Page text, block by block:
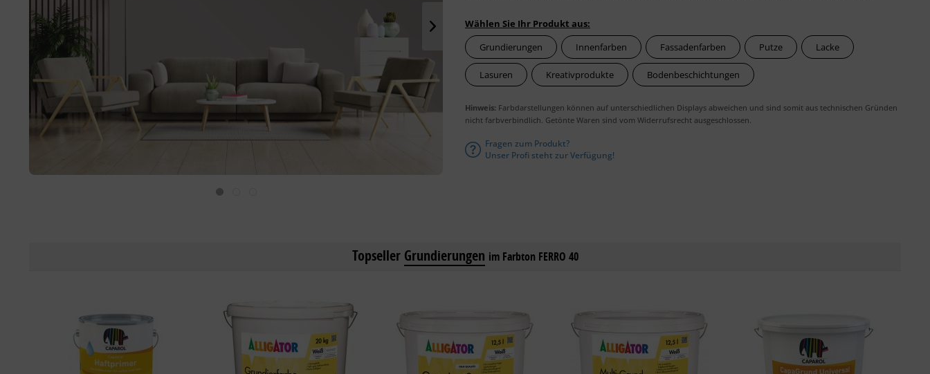
Wählen Sie Ihr Produkt aus:
Grundierungen
Innenfarben Fassadenfarben Putze Lacke
Lasuren Kreativprodukte Bodenbeschichtungen
Hinweis: Farbdarstellungen können auf unterschiedlichen Displays abweichen und sind somit aus technischen Gründen
nicht farbverbindlich. Getönte Waren sind vom Widerrufsrecht ausgeschlossen.
Fragen zum Produkt?
Unser Profi steht zur Verfügung!
Topseller Grundierungen im Farbton FERRO 40